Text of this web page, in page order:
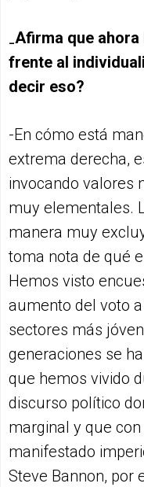
₋Afirma que
frente al
decir eso?
-En cómo está
extrema derecha,
invocando valores
muy elementales.
manera muy
toma nota de qué
Hemos visto
aumento del voto
sectores más
generaciones se
que hemos vivido
discurso político
marginal y que
manifestado
Steve Bannon, por